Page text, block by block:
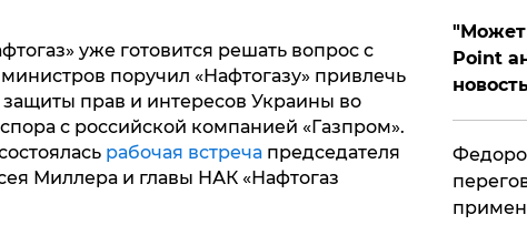
уже готовится решать вопрос с
поручил «Нафтогазу» привлечь
прав и интересов Украины во
с российской компанией «Газпром».
рабочая встреча председателя
Миллера и главы НАК «Нафтогаз
"Может
Point